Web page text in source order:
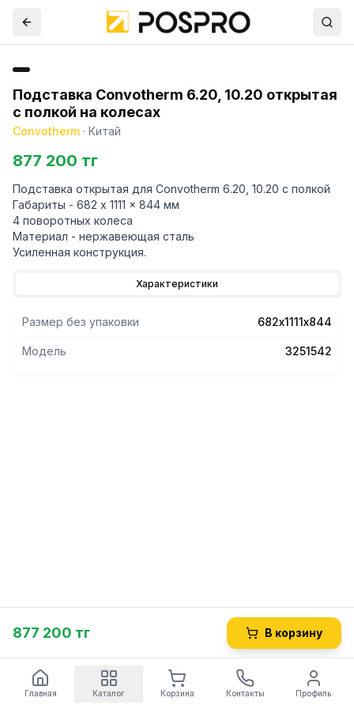
Подставка Convotherm 6.20, 10.20 открытая
с полкой на колесах
Convotherm · Китай
877 200 тг
Подставка открытая для Convotherm 6.20, 10.20 с полкой
Габариты - 682 x 1111 x 844 мм
4 поворотных колеса
Материал - нержавеющая сталь
Усиленная конструкция.
Характеристики
Размер без упаковки 682х1111х844
Модель 3251542
877 200 тг В корзину
Главная Каталог Корзина Контакты Профиль